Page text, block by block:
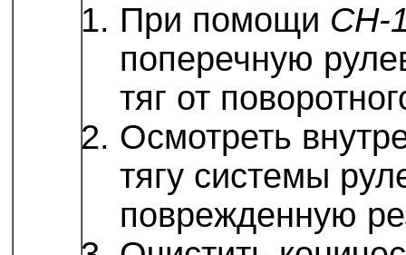
При помощи CH-
поперечную
тяг от
Осмотреть
тягу системы
поврежденную